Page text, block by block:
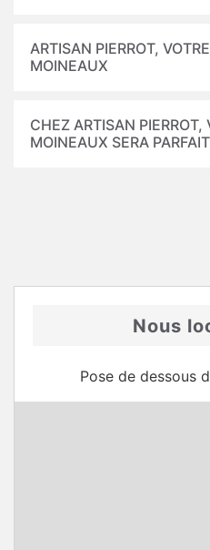
ARTISAN PIERROT,
MOINEAUX
CHEZ ARTISAN PIERROT,
MOINEAUX SERA PARFAIT
Nous
Pose de dessous